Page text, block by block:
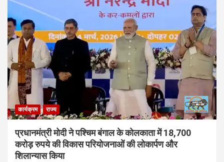
कार्यक्रम राज्य
प्रधानमंत्री मोदी ने पश्चिम बंगाल के कोलकाता में 18,700
करोड़ रुपये की विकास परियोजनाओं की लोकार्पण और
शिलान्यास किया